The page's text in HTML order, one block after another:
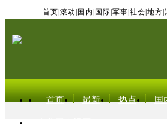
首页 滚动 国内 国际 军事 社会 地方
首页 最新 热点 国